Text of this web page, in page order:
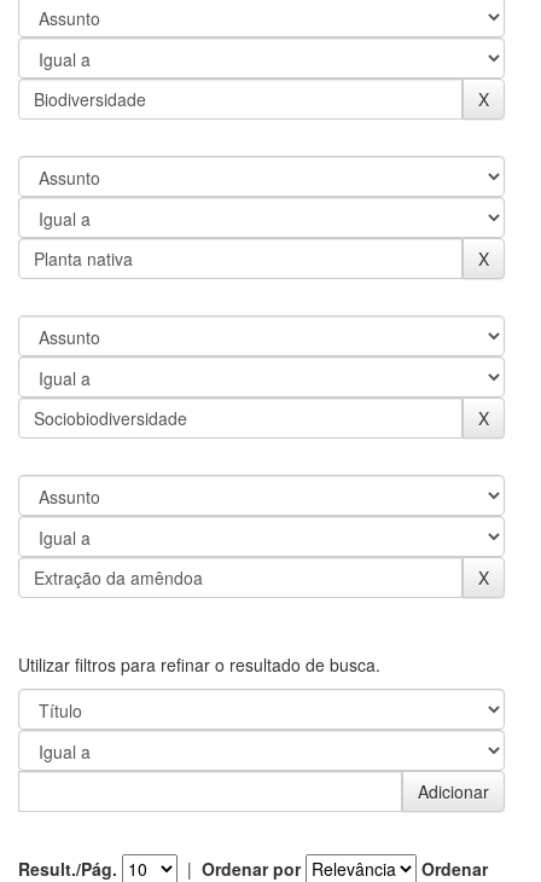
Utilizar filtros para refinar o resultado de busca.
Result./Pág. | Ordenar por
Ordenar